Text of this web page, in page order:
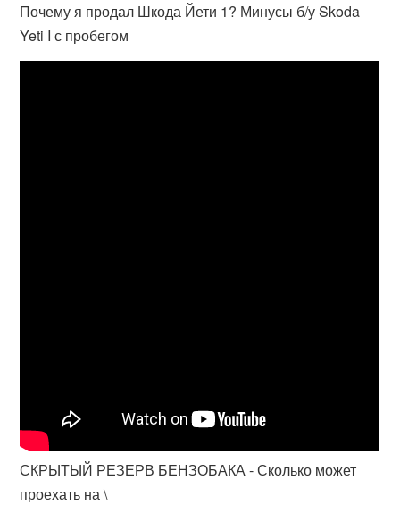
Почему я продал Шкода Йети 1? Минусы б/у Skoda
Yeti I с пробегом
СКРЫТЫЙ РЕЗЕРВ БЕНЗОБАКА - Сколько может
проехать на \